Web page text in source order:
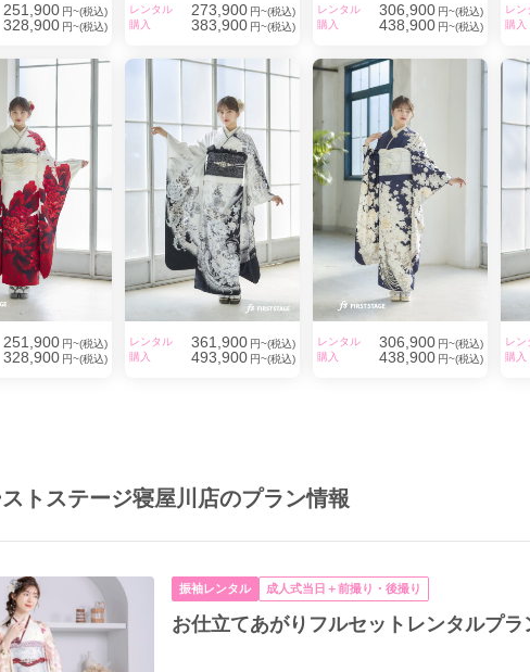
251,900 円~(税込)
328,900 円~(税込)
レンタル 273,900 円~(税込)
購入
383,900 円~(税込)
レンタル 306,900 円~(税込)
購入
438,900 円~(税込)
レン
購入
251,900 円~(税込)
328,900 円~(税込)
レンタル 361,900 円~(税込)
購入
493,900 円~(税込)
レンタル 306,900 円~(税込)
購入
438,900 円~(税込)
レン
購入
トステージ寝屋川店のプラン情報
振袖レンタル 成人式当日＋前撮り・後撮り
お仕立てあがりフルセットレンタルプラ